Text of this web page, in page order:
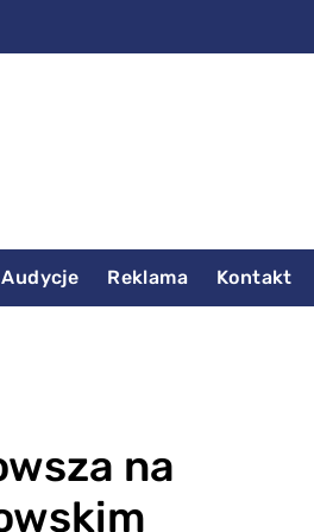
Audycje Reklama Kontakt
na